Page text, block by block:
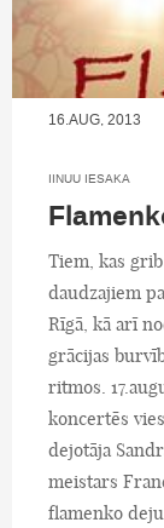
16.AUG, 2013
IINUU IESAKA
Tiem, kas
daudzajiem
Rīgā, kā arī
grācijas
ritmos.
koncertēs
dejotāja
meistars
flamenko